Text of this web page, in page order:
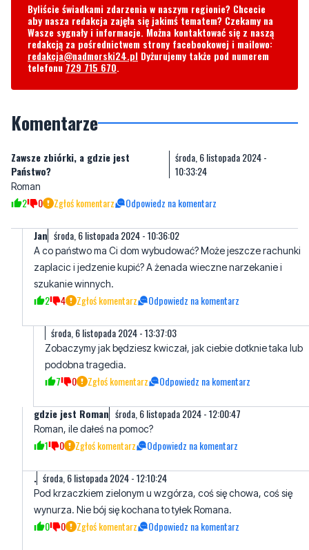
Byliście świadkami zdarzenia w naszym regionie? Chcecie
aby nasza redakcja zajęła się jakimś tematem? Czekamy na
Wasze sygnały i informacje. Można kontaktować się z naszą
redakcją za pośrednictwem strony facebookowej i mailowo:
redakcja@nadmorski24.pl Dyżurujemy także pod numerem
telefonu 729 715 670.
Komentarze
Zawsze zbiórki, a gdzie jest
Państwo?
środa, 6 listopada 2024 -
10:33:24
Roman
2 0 Zgłoś komentarz Odpowiedz na komentarz
Jan środa, 6 listopada 2024 - 10:36:02
A co państwo ma Ci dom wybudować? Może jeszcze rachunki
zaplacic i jedzenie kupić? A żenada wieczne narzekanie i
szukanie winnych.
2 4 Zgłoś komentarz Odpowiedz na komentarz
środa, 6 listopada 2024 - 13:37:03
Zobaczymy jak będziesz kwiczał, jak ciebie dotknie taka lub
podobna tragedia.
7 0 Zgłoś komentarz Odpowiedz na komentarz
gdzie jest Roman środa, 6 listopada 2024 - 12:00:47
Roman, ile dałeś na pomoc?
1 0 Zgłoś komentarz Odpowiedz na komentarz
. środa, 6 listopada 2024 - 12:10:24
Pod krzaczkiem zielonym u wzgórza, coś się chowa, coś się
wynurza. Nie bój się kochana to tyłek Romana.
0 0 Zgłoś komentarz Odpowiedz na komentarz